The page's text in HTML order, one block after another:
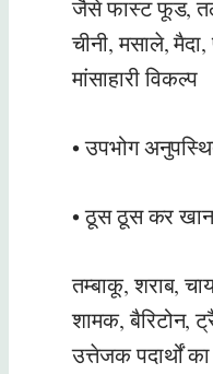
जैसे फास्ट फूड,
चीनी, मसाले,
मांसाहारी विकल्प
• उपभोग
• ठूस ठूस कर
तम्बाकू, शराब,
शामक, बैरिटोन,
उत्तेजक पदार्थों